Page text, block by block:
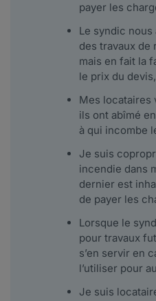
payer les
Le syndic
des travaux de
mais en fait la
le prix du
Mes locataires
ils ont abîmé
à qui incombe
Je suis
incendie dans
dernier est
de payer les
Lorsque le
pour travaux
s’en servir en
l’utiliser pour
Je suis